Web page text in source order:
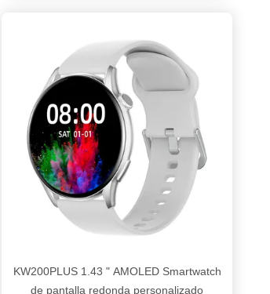
KW200PLUS 1.43 " AMOLED Smartwatch
de pantalla redonda personalizado